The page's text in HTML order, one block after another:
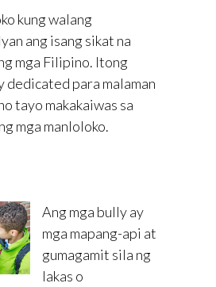
kung walang
ang isang sikat na
mga Filipino. Itong
dedicated para malaman
tayo makakaiwas sa
mga manloloko.
Ang mga bully ay
mga mapang-api at
gumagamit sila ng
lakas o